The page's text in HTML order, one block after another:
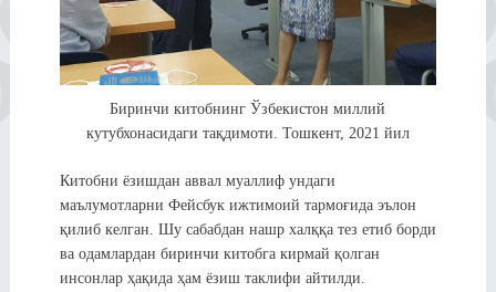
Биринчи китобнинг Ўзбекистон миллий
кутубхонасидаги тақдимоти. Тошкент, 2021 йил
Китобни ёзишдан аввал муаллиф ундаги
маълумотларни Фейсбук ижтимоий тармоғида эълон
қилиб келган. Шу сабабдан нашр халққа тез етиб борди
ва одамлардан биринчи китобга кирмай қолган
инсонлар ҳақида ҳам ёзиш таклифи айтилди.